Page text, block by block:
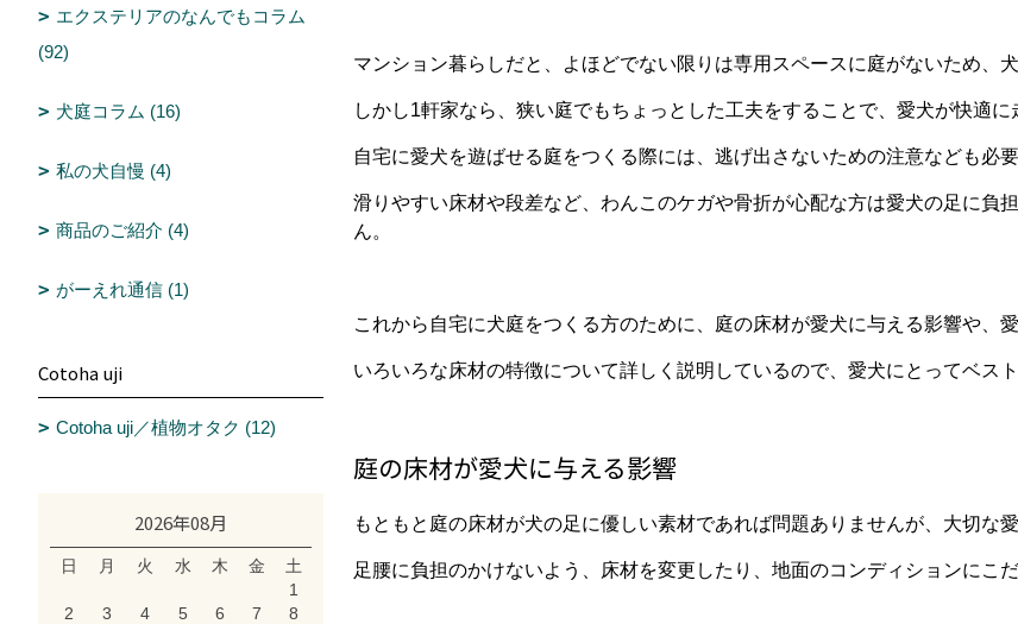
マンション暮らしだと、よほどでない限りは専用スペースに庭がないため、
しかし1軒家なら、狭い庭でもちょっとした工夫をすることで、愛犬が快適に
自宅に愛犬を遊ばせる庭をつくる際には、逃げ出さないための注意なども必要
滑りやすい床材や段差など、わんこのケガや骨折が心配な方は愛犬の足に負
ん。
これから自宅に犬庭をつくる方のために、庭の床材が愛犬に与える影響や、
いろいろな床材の特徴について詳しく説明しているので、愛犬にとってベス
庭の床材が愛犬に与える影響
もともと庭の床材が犬の足に優しい素材であれば問題ありませんが、大切な
足腰に負担のかけないよう、床材を変更したり、地面のコンディションにこ
エクステリアのなんでもコラム
(92)
犬庭コラム (16)
私の犬自慢 (4)
商品のご紹介 (4)
がーえれ通信 (1)
Cotoha uji
Cotoha uji／植物オタク (12)
2026年08月
日 月 火 水 木 金
土
1
2
3 4 5 6 7
8